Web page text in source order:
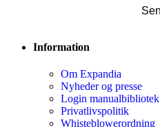
Information
Om Expandia
Nyheder og presse
Login manualbibliotek
Privatlivspolitik
Whisteblowerordning